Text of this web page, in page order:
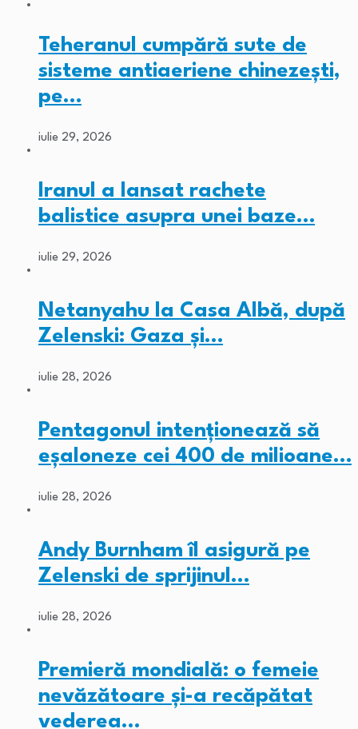
Teheranul cumpără sute de
sisteme antiaeriene chinezești,
pe…
iulie 29, 2026
Iranul a lansat rachete
balistice asupra unei baze…
iulie 29, 2026
Netanyahu la Casa Albă, după
Zelenski: Gaza și…
iulie 28, 2026
Pentagonul intenționează să
eșaloneze cei 400 de milioane…
iulie 28, 2026
Andy Burnham îl asigură pe
Zelenski de sprijinul…
iulie 28, 2026
Premieră mondială: o femeie
nevăzătoare și-a recăpătat
vederea…